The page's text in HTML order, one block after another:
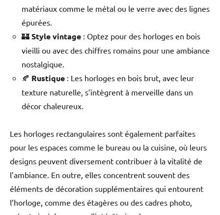
matériaux comme le métal ou le verre avec des lignes
épurées.
🏰 Style vintage : Optez pour des horloges en bois
vieilli ou avec des chiffres romains pour une ambiance
nostalgique.
🍂 Rustique : Les horloges en bois brut, avec leur
texture naturelle, s’intègrent à merveille dans un
décor chaleureux.
Les horloges rectangulaires sont également parfaites
pour les espaces comme le bureau ou la cuisine, où leurs
designs peuvent diversement contribuer à la vitalité de
l’ambiance. En outre, elles concentrent souvent des
éléments de décoration supplémentaires qui entourent
l’horloge, comme des étagères ou des cadres photo,